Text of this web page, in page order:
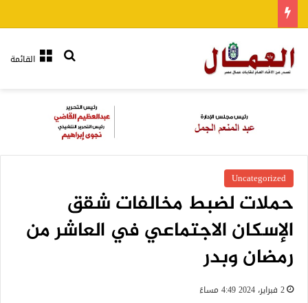
القائمةبحث عن
Uncategorized
حملات لضبط مخالفات شقق
الإسكان الاجتماعي في العاشر من
رمضان وبدر
2 فبراير، 2024 4:49 مساءً